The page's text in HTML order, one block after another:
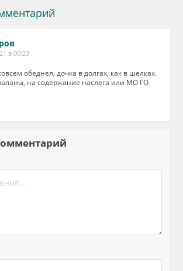
в 00:23
обеднел, дочка в долгах, как в шелках.
на содержание наслега или МО ГО